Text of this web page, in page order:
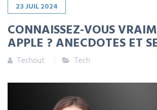
23 JUIL2024
CONNAISSEZ-VOUS
APPLE ? ANECDOTES ET
Techout Tech